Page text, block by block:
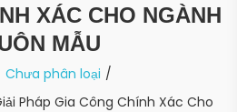
XÁC CHO NGÀNH
MẪU
Chưa phân loại
Pháp Gia Công Chính Xác Cho